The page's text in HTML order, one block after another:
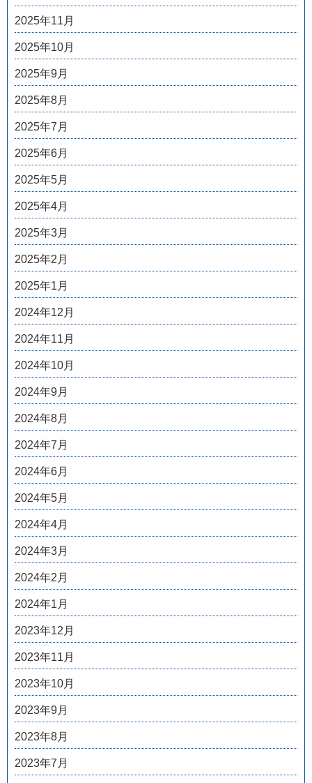
2025年11月
2025年10月
2025年9月
2025年8月
2025年7月
2025年6月
2025年5月
2025年4月
2025年3月
2025年2月
2025年1月
2024年12月
2024年11月
2024年10月
2024年9月
2024年8月
2024年7月
2024年6月
2024年5月
2024年4月
2024年3月
2024年2月
2024年1月
2023年12月
2023年11月
2023年10月
2023年9月
2023年8月
2023年7月